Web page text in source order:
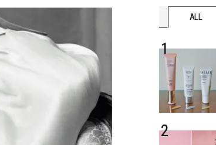
ALL
WEDDING
結婚式に黒ドレスはアリ？お呼
ばれで失敗しないコーデ＆マナ
ーを解説 | CLASSY.[クラッシィ]
WEDDING Aug, 13, 2025